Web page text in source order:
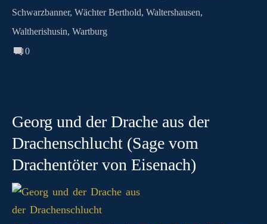
Schwarzbanner, Wächter Berthold, Waltershausen,
Waltherishusin, Wartburg
0
Georg und der Drache aus der
Drachenschlucht (Sage vom
Drachentöter von Eisenach)